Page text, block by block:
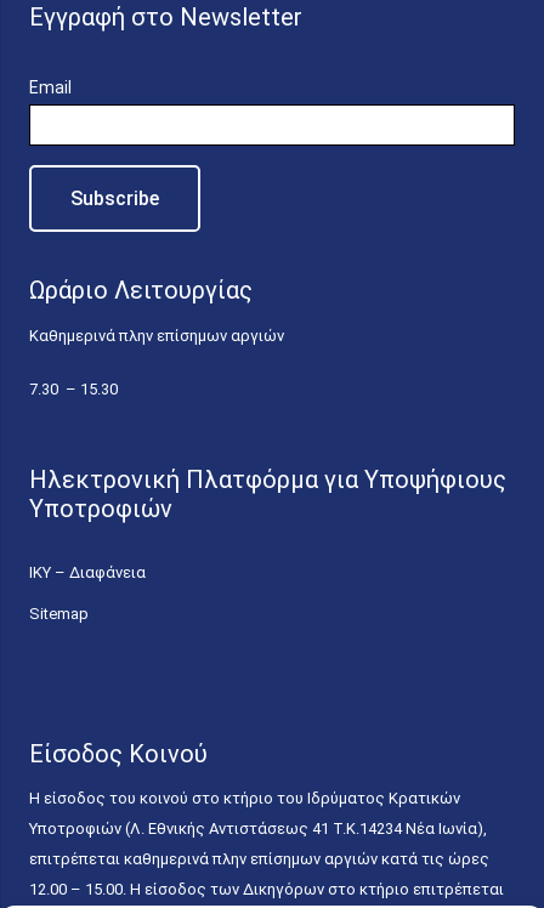
Εγγραφή στο Newsletter
Email
Ωράριο Λειτουργίας
Καθημερινά πλην επίσημων αργιών
7.30 – 15.30
Ηλεκτρονική Πλατφόρμα για Υποψήφιους
Υποτροφιών
ΙΚΥ – Διαφάνεια
Sitemap
Είσοδος Κοινού
Η είσοδος του κοινού στο κτήριο του Ιδρύματος Κρατικών
Υποτροφιών (Λ. Εθνικής Αντιστάσεως 41 T.K.14234 Νέα Ιωνία),
επιτρέπεται καθημερινά πλην επίσημων αργιών κατά τις ώρες
12.00 – 15.00. Η είσοδος των Δικηγόρων στο κτήριο επιτρέπεται